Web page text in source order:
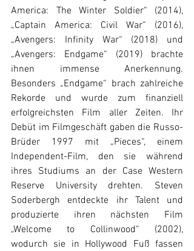
America: The Winter Soldier“ (2014),
„Captain America: Civil War“ (2016),
„Avengers: Infinity War“ (2018) und
„Avengers: Endgame“ (2019) brachte
ihnen immense Anerkennung.
Besonders „Endgame“ brach zahlreiche
Rekorde und wurde zum finanziell
erfolgreichsten Film aller Zeiten. Ihr
Debüt im Filmgeschäft gaben die Russo-
Brüder 1997 mit „Pieces“, einem
Independent-Film, den sie während
ihres Studiums an der Case Western
Reserve University drehten. Steven
Soderbergh entdeckte ihr Talent und
produzierte ihren nächsten Film
„Welcome to Collinwood“ (2002),
wodurch sie in Hollywood Fuß fassen